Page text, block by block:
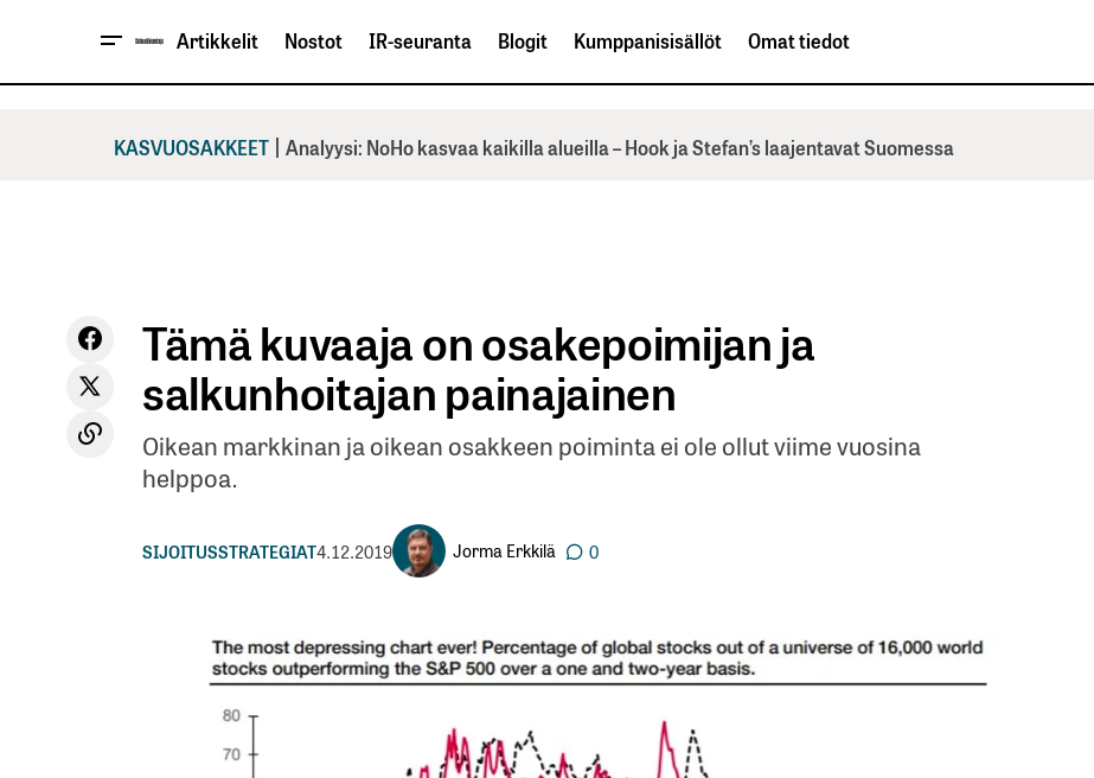
Artikkelit Nostot IR-seuranta Blogit Kumppanisisällöt Omat tiedot
KASVUOSAKKEET | Analyysi: NoHo kasvaa kaikilla alueilla – Hook ja Stefan’s laajentavat Suomessa
Tämä kuvaaja on osakepoimijan ja
salkunhoitajan painajainen
Oikean markkinan ja oikean osakkeen poiminta ei ole ollut viime vuosina
helppoa.
SIJOITUSSTRATEGIAT4.12.2019 Jorma Erkkilä 0